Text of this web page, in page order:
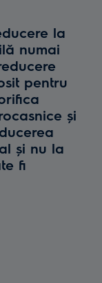
la
numai
pentru
și
și nu la
fi